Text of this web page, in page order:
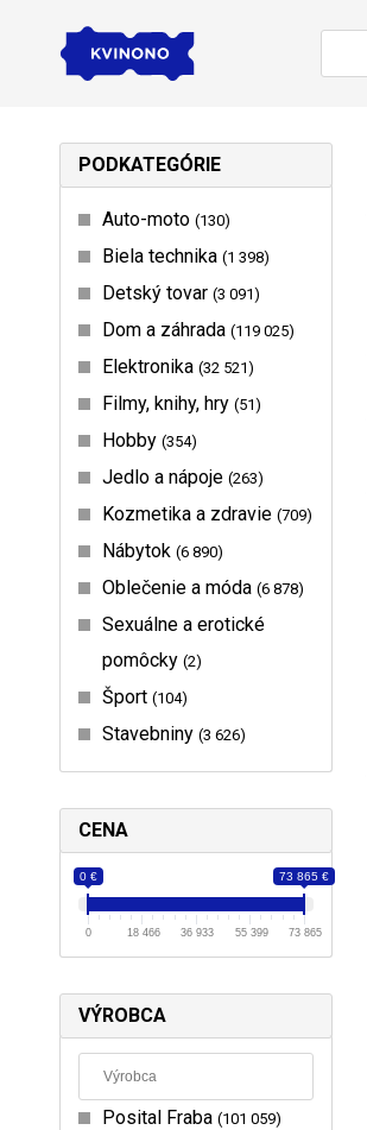
PODKATEGÓRIE
Auto-moto 130
Biela technika 1 398
Detský tovar 3 091
Dom a záhrada 119 025
Elektronika 32 521
Filmy, knihy, hry 51
Hobby 354
Jedlo a nápoje 263
Kozmetika a zdravie 709
Nábytok 6 890
Oblečenie a móda 6 878
Sexuálne a erotické
pomôcky 2
Šport 104
Stavebniny 3 626
CENA
0 € 73 865 €
0 18 466 36 933 55 399 73 865
VÝROBCA
Posital Fraba 101 059